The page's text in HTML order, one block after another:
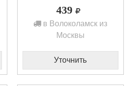
439
в Волоколамск из
Москвы
Уточнить